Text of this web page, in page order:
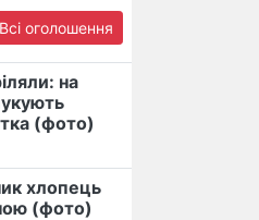
Всі оголошення
на
(фото)
хлопець
(фото)